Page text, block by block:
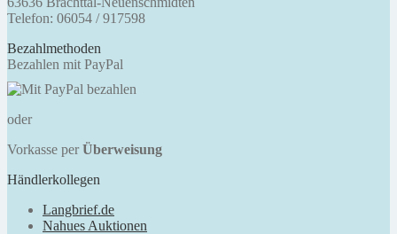
Telefon: 06054 / 917598
Bezahlmethoden
Bezahlen mit PayPal
oder
Vorkasse per Überweisung
Händlerkollegen
Langbrief.de
Nahues Auktionen